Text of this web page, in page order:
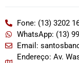
Fone: (13) 3202
WhatsApp: (13)
Email:
Endereço: Av.